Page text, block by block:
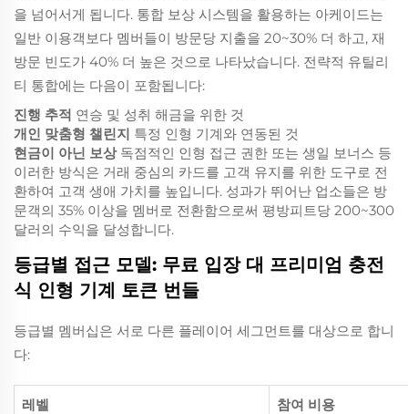
을 넘어서게 됩니다. 통합 보상 시스템을 활용하는 아케이드는
일반 이용객보다 멤버들이 방문당 지출을 20~30% 더 하고, 재
방문 빈도가 40% 더 높은 것으로 나타났습니다. 전략적 유틸리
티 통합에는 다음이 포함됩니다:
진행 추적 연승 및 성취 해금을 위한 것
개인 맞춤형 챌린지 특정 인형 기계와 연동된 것
현금이 아닌 보상 독점적인 인형 접근 권한 또는 생일 보너스 등
이러한 방식은 거래 중심의 카드를 고객 유지를 위한 도구로 전
환하여 고객 생애 가치를 높입니다. 성과가 뛰어난 업소들은 방
문객의 35% 이상을 멤버로 전환함으로써 평방피트당 200~300
달러의 수익을 달성합니다.
등급별 접근 모델: 무료 입장 대 프리미엄 충전
식 인형 기계 토큰 번들
등급별 멤버십은 서로 다른 플레이어 세그먼트를 대상으로 합니
다:
레벨 참여 비용